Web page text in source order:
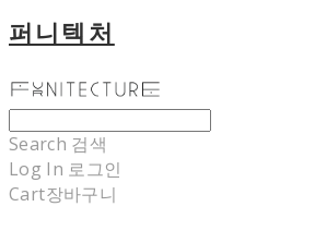
퍼니텍처
Search 검색
Log In 로그인
Cart장바구니